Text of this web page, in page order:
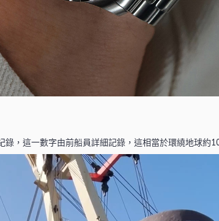
，這一數字由前船員詳細記錄，這相當於環繞地球約